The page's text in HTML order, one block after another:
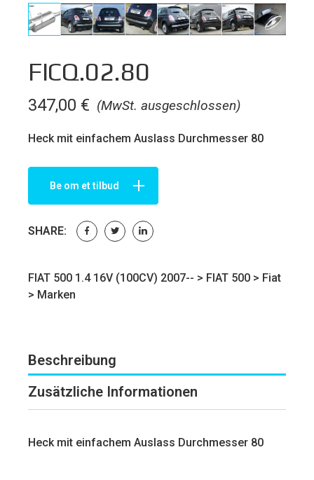
FICQ.02.80
(MwSt. ausgeschlossen)
347,00 €
Heck mit einfachem Auslass Durchmesser 80
Be om et tilbud
SHARE:
FIAT 500 1.4 16V (100CV) 2007-- > FIAT 500 > Fiat
> Marken
Beschreibung
Zusätzliche Informationen
Heck mit einfachem Auslass Durchmesser 80